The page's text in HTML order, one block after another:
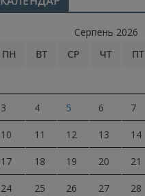
Серпень 2026
ПН
ВТ СР ЧТ ПТ
3 4 5 6 7
10 11 12 13 14
17 18 19 20 21
24 25 26 27 28